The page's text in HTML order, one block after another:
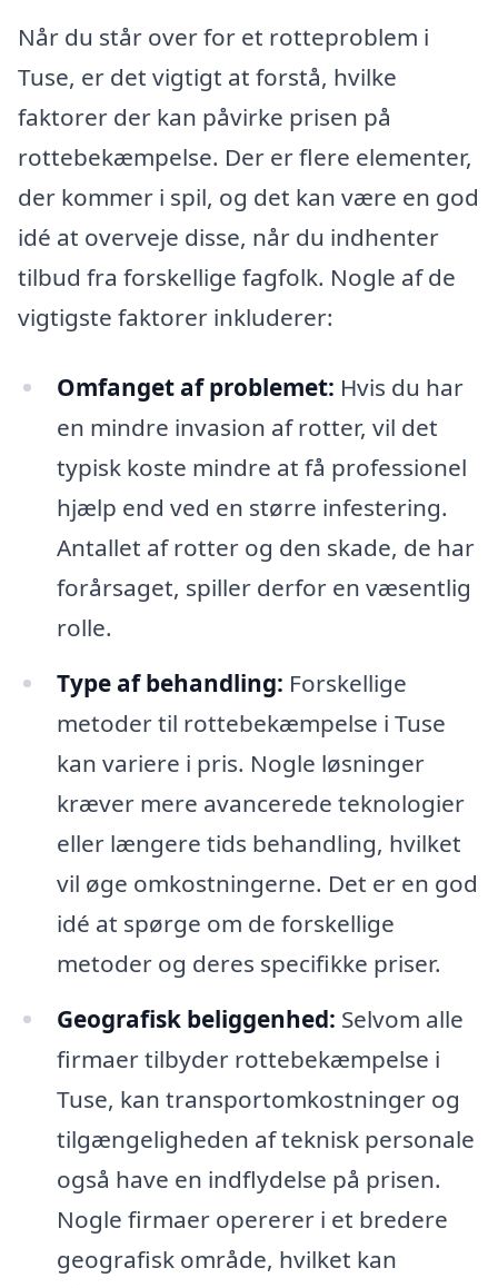
Når du står over for et rotteproblem i
Tuse, er det vigtigt at forstå, hvilke
faktorer der kan påvirke prisen på
rottebekæmpelse. Der er flere elementer,
der kommer i spil, og det kan være en god
idé at overveje disse, når du indhenter
tilbud fra forskellige fagfolk. Nogle af de
vigtigste faktorer inkluderer:
Omfanget af problemet: Hvis du har
en mindre invasion af rotter, vil det
typisk koste mindre at få professionel
hjælp end ved en større infestering.
Antallet af rotter og den skade, de har
forårsaget, spiller derfor en væsentlig
rolle.
Type af behandling: Forskellige
metoder til rottebekæmpelse i Tuse
kan variere i pris. Nogle løsninger
kræver mere avancerede teknologier
eller længere tids behandling, hvilket
vil øge omkostningerne. Det er en god
idé at spørge om de forskellige
metoder og deres specifikke priser.
Geografisk beliggenhed: Selvom alle
firmaer tilbyder rottebekæmpelse i
Tuse, kan transportomkostninger og
tilgængeligheden af teknisk personale
også have en indflydelse på prisen.
Nogle firmaer opererer i et bredere
geografisk område, hvilket kan